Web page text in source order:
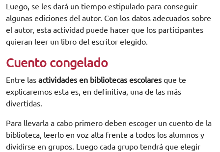
Luego, se les dará un tiempo estipulado para conseguir
algunas ediciones del autor. Con los datos adecuados sobre
el autor, esta actividad puede hacer que los participantes
quieran leer un libro del escritor elegido.
Cuento congelado
Entre las actividades en bibliotecas escolares que te
explicaremos esta es, en definitiva, una de las más
divertidas.
Para llevarla a cabo primero deben escoger un cuento de la
biblioteca, leerlo en voz alta frente a todos los alumnos y
dividirse en grupos. Luego cada grupo tendrá que elegir